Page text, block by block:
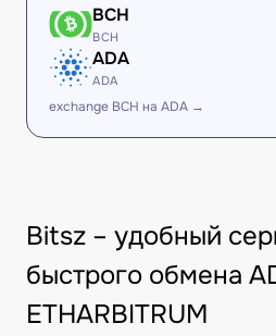
BCH
BCH
ADA
ADA
exchange BCH на ADA →
Bitsz – удобный
быстрого обмена
ETHARBITRUM